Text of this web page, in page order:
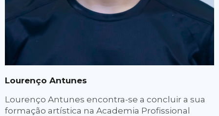
Lourenço Antunes
Lourenço Antunes encontra-se a concluir a sua
formação artística na Academia Profissional